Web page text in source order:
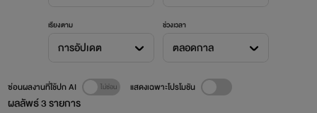
เรียงตาม
การอัปเดต
ช่วงเวลา
ตลอดกาล
ผลลัพธ์3รายการ
ซ่อนผลงานที่ใช้ปก AI แสดงเฉพาะโปรโมชัน